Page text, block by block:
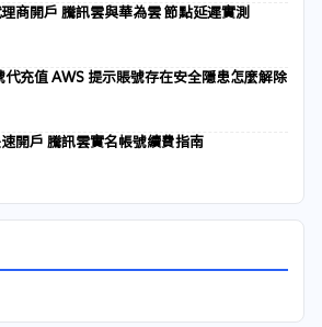
商開戶 騰訊雲與華為雲 節點延遲實測
代充值 AWS 提示賬號存在安全隱患怎麼解除
開戶 騰訊雲實名帳號續費指南